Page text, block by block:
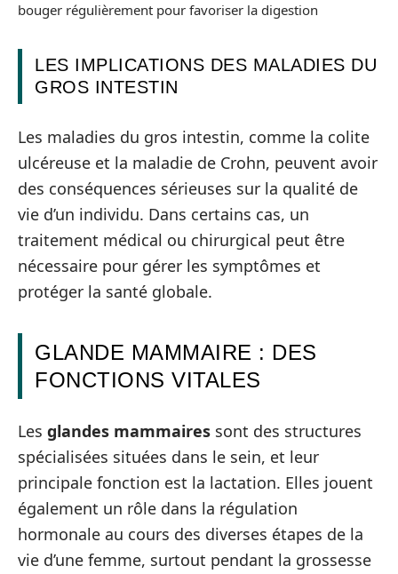
bouger régulièrement pour favoriser la digestion
LES IMPLICATIONS DES MALADIES DU
GROS INTESTIN
Les maladies du gros intestin, comme la colite
ulcéreuse et la maladie de Crohn, peuvent avoir
des conséquences sérieuses sur la qualité de
vie d’un individu. Dans certains cas, un
traitement médical ou chirurgical peut être
nécessaire pour gérer les symptômes et
protéger la santé globale.
GLANDE MAMMAIRE : DES
FONCTIONS VITALES
Les glandes mammaires sont des structures
spécialisées situées dans le sein, et leur
principale fonction est la lactation. Elles jouent
également un rôle dans la régulation
hormonale au cours des diverses étapes de la
vie d’une femme, surtout pendant la grossesse